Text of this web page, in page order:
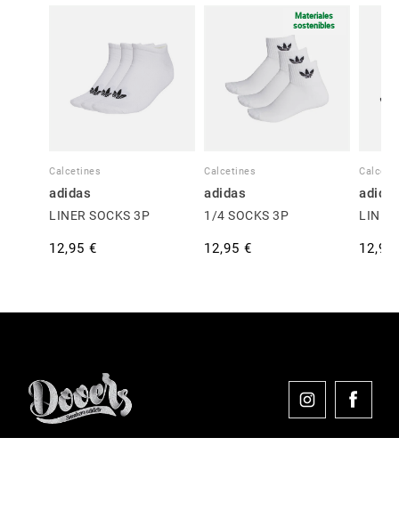
Calcetines
adidas
LINER SOCKS 3P
12,95 €
Materiales
sostenibles
Calcetines
adidas
1/4 SOCKS 3P
12,95 €
LINER
12,95